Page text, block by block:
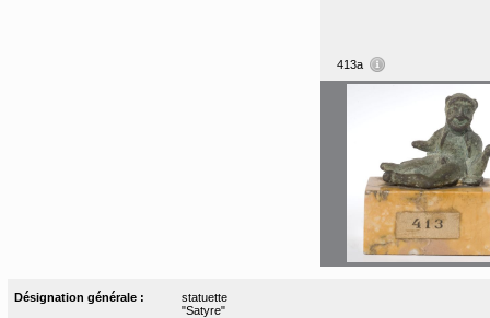
413a
Désignation générale :
statuette
"Satyre"